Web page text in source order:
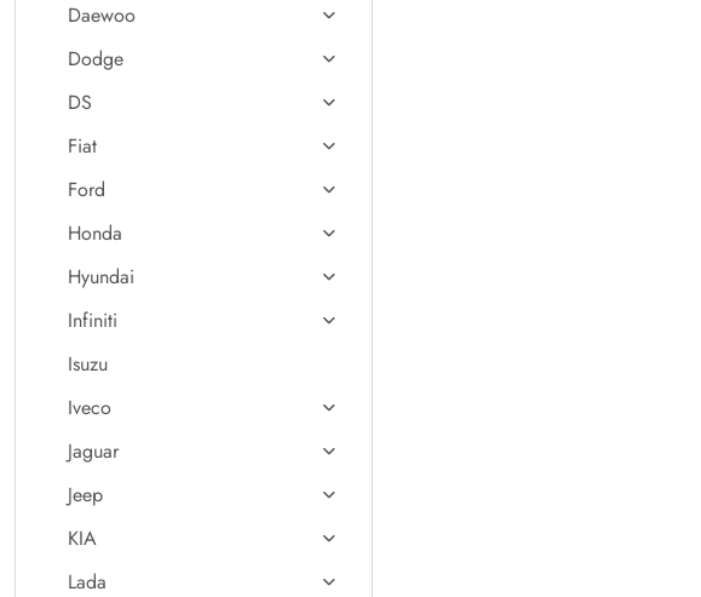
Daewoo
Dodge
DS
Fiat
Ford
Honda
Hyundai
Infiniti
Isuzu
Iveco
Jaguar
Jeep
KIA
Lada